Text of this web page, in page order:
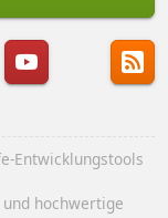
Entwicklungstools
hochwertige